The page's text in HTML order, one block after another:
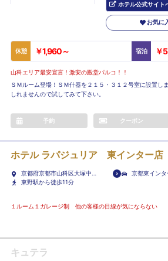
ホテル公式サイト
お気に
休憩 ￥1,960～ 宿泊 ￥
山科エリア最安宣言！激安の殿堂パルコ！！
ＳＭルーム登場！ＳＭ什器を２１５・３１２号室に設置し
しれませんので試してみて下さい。
予約 クーポン
ホテル ラパジュリア 東インター店
京都府京都市山科区大塚中溝
町59
京都東イン
東野駅から徒歩11分
１ルーム１ガレージ制 他の客様の目線が気にならない
キュテラ